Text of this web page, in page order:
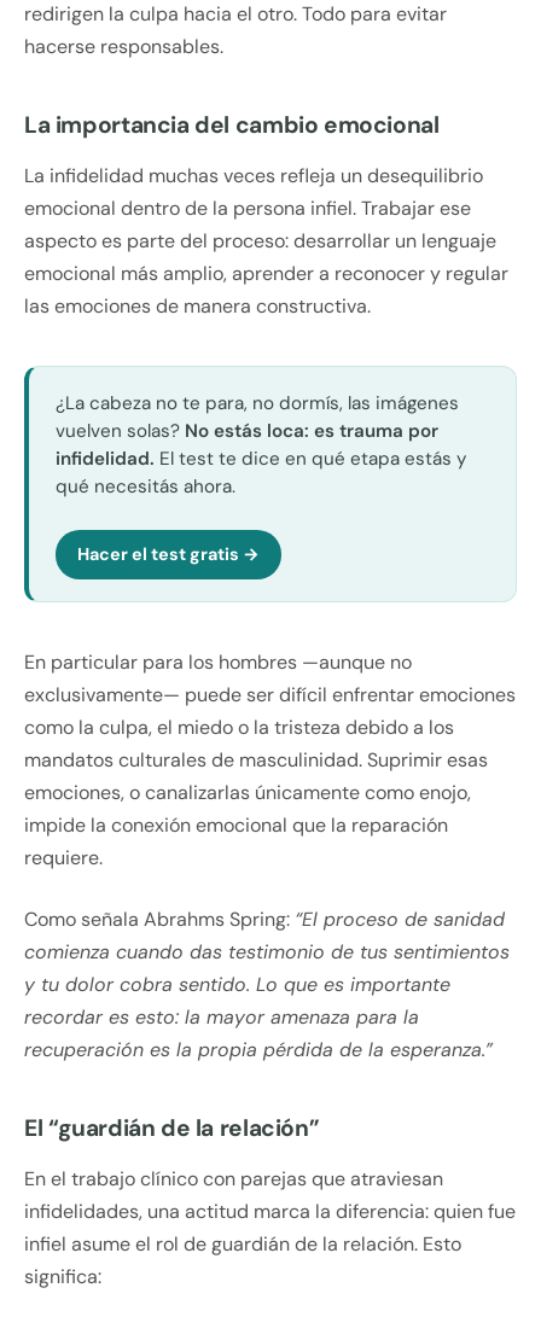
redirigen la culpa hacia el otro. Todo para evitar
hacerse responsables.
La importancia del cambio emocional
La infidelidad muchas veces refleja un desequilibrio
emocional dentro de la persona infiel. Trabajar ese
aspecto es parte del proceso: desarrollar un lenguaje
emocional más amplio, aprender a reconocer y regular
las emociones de manera constructiva.
¿La cabeza no te para, no dormís, las imágenes
vuelven solas? No estás loca: es trauma por
infidelidad. El test te dice en qué etapa estás y
qué necesitás ahora.
Hacer el test gratis →
En particular para los hombres —aunque no
exclusivamente— puede ser difícil enfrentar emociones
como la culpa, el miedo o la tristeza debido a los
mandatos culturales de masculinidad. Suprimir esas
emociones, o canalizarlas únicamente como enojo,
impide la conexión emocional que la reparación
requiere.
Como señala Abrahms Spring: “El proceso de sanidad
comienza cuando das testimonio de tus sentimientos
y tu dolor cobra sentido. Lo que es importante
recordar es esto: la mayor amenaza para la
recuperación es la propia pérdida de la esperanza.”
El “guardián de la relación”
En el trabajo clínico con parejas que atraviesan
infidelidades, una actitud marca la diferencia: quien fue
infiel asume el rol de guardián de la relación. Esto
significa: